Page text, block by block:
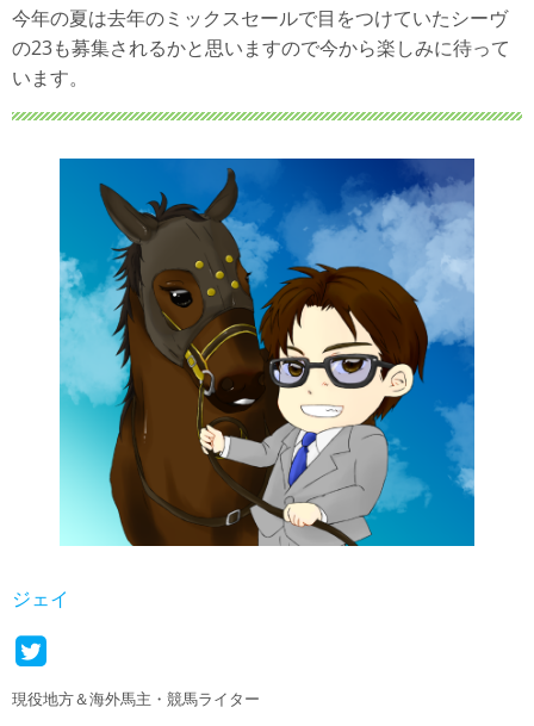
今年の夏は去年のミックスセールで目をつけていたシーヴ
の23も募集されるかと思いますので今から楽しみに待って
います。
ジェイ
現役地方＆海外馬主・競馬ライター